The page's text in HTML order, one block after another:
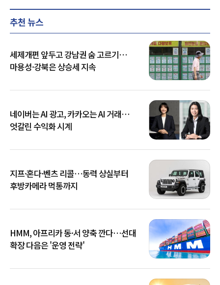
추천 뉴스
세제개편 앞두고 강남권 숨 고르기…
마용성·강북은 상승세 지속
네이버는 AI 광고, 카카오는 AI 거래…
엇갈린 수익화 시계
지프·혼다·벤츠 리콜…동력 상실부터
후방카메라 먹통까지
HMM, 아프리카 동·서 양축 깐다…선대
확장 다음은 '운영 전략'